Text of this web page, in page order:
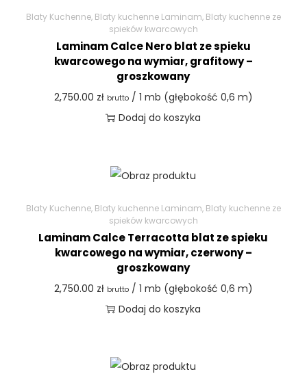
Blaty Kuchenne, Blaty kuchenne Laminam, Blaty kuchenne ze
spieków kwarcowych
Laminam Calce Nero blat ze spieku
kwarcowego na wymiar, grafitowy –
groszkowany
2,750.00 zł brutto/ 1 mb (głębokość 0,6 m)
Dodaj do koszyka
Blaty Kuchenne, Blaty kuchenne Laminam, Blaty kuchenne ze
spieków kwarcowych
Laminam Calce Terracotta blat ze spieku
kwarcowego na wymiar, czerwony –
groszkowany
2,750.00 zł brutto/ 1 mb (głębokość 0,6 m)
Dodaj do koszyka